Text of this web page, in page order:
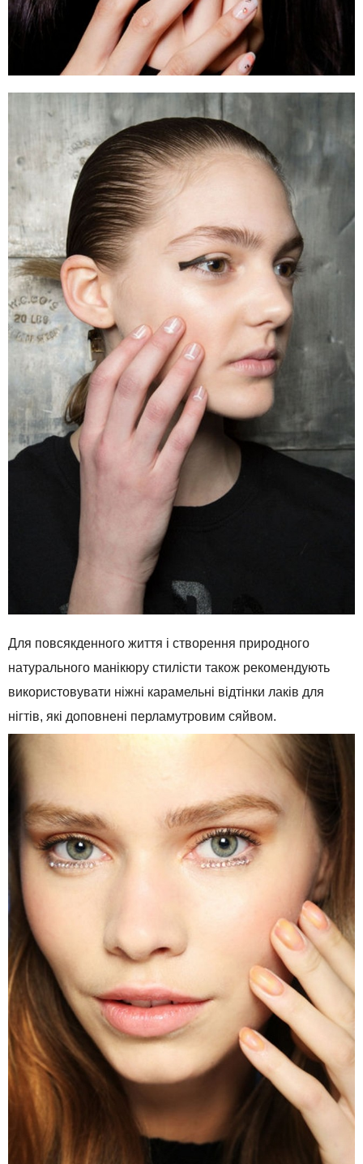
Для повсякденного життя і створення природного
натурального манікюру стилісти також рекомендують
використовувати ніжні карамельні відтінки лаків для
нігтів, які доповнені перламутровим сяйвом.